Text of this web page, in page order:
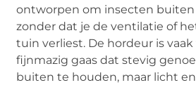
ontworpen om insecten
zonder dat je de ventilatie of
tuin verliest. De hordeur is
fijnmazig gaas dat stevig
buiten te houden, maar licht